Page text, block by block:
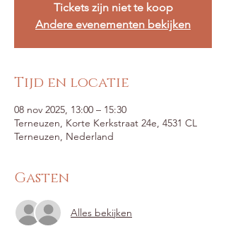
Tickets zijn niet te koop
Andere evenementen bekijken
Tijd en locatie
08 nov 2025, 13:00 – 15:30
Terneuzen, Korte Kerkstraat 24e, 4531 CL
Terneuzen, Nederland
Gasten
Alles bekijken